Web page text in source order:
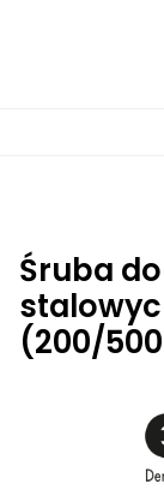
Śruba
(200/